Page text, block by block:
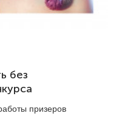
без
призеров